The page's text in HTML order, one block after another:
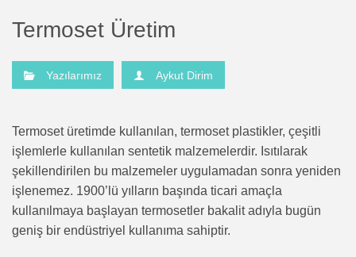
Termoset Üretim
Yazılarımız Aykut Dirim
Termoset üretimde kullanılan, termoset plastikler, çeşitli
işlemlerle kullanılan sentetik malzemelerdir. Isıtılarak
şekillendirilen bu malzemeler uygulamadan sonra yeniden
işlenemez. 1900’lü yılların başında ticari amaçla
kullanılmaya başlayan termosetler bakalit adıyla bugün
geniş bir endüstriyel kullanıma sahiptir.